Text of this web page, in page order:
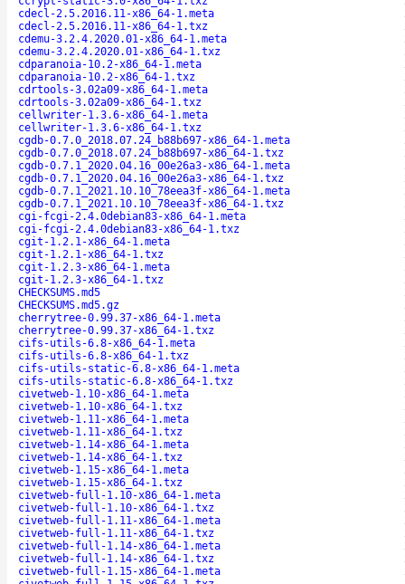
cdecl-2.5.2016.11-x86_64-1.meta
cdecl-2.5.2016.11-x86_64-1.txz
cdemu-3.2.4.2020.01-x86_64-1.meta
cdemu-3.2.4.2020.01-x86_64-1.txz
cdparanoia-10.2-x86_64-1.meta
cdparanoia-10.2-x86_64-1.txz
cdrtools-3.02a09-x86_64-1.meta
cdrtools-3.02a09-x86_64-1.txz
cellwriter-1.3.6-x86_64-1.meta
cellwriter-1.3.6-x86_64-1.txz
cgdb-0.7.0_2018.07.24_b88b697-x86_64-1.meta
cgdb-0.7.0_2018.07.24_b88b697-x86_64-1.txz
cgdb-0.7.1_2020.04.16_00e26a3-x86_64-1.meta
cgdb-0.7.1_2020.04.16_00e26a3-x86_64-1.txz
cgdb-0.7.1_2021.10.10_78eea3f-x86_64-1.meta
cgdb-0.7.1_2021.10.10_78eea3f-x86_64-1.txz
cgi-fcgi-2.4.0debian83-x86_64-1.meta
cgi-fcgi-2.4.0debian83-x86_64-1.txz
cgit-1.2.1-x86_64-1.meta
cgit-1.2.1-x86_64-1.txz
cgit-1.2.3-x86_64-1.meta
cgit-1.2.3-x86_64-1.txz
CHECKSUMS.md5
CHECKSUMS.md5.gz
cherrytree-0.99.37-x86_64-1.meta
cherrytree-0.99.37-x86_64-1.txz
cifs-utils-6.8-x86_64-1.meta
cifs-utils-6.8-x86_64-1.txz
cifs-utils-static-6.8-x86_64-1.meta
cifs-utils-static-6.8-x86_64-1.txz
civetweb-1.10-x86_64-1.meta
civetweb-1.10-x86_64-1.txz
civetweb-1.11-x86_64-1.meta
civetweb-1.11-x86_64-1.txz
civetweb-1.14-x86_64-1.meta
civetweb-1.14-x86_64-1.txz
civetweb-1.15-x86_64-1.meta
civetweb-1.15-x86_64-1.txz
civetweb-full-1.10-x86_64-1.meta
civetweb-full-1.10-x86_64-1.txz
civetweb-full-1.11-x86_64-1.meta
civetweb-full-1.11-x86_64-1.txz
civetweb-full-1.14-x86_64-1.meta
civetweb-full-1.14-x86_64-1.txz
civetweb-full-1.15-x86_64-1.meta